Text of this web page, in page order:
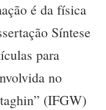
é da física
Síntese
para
no
(IFGW)